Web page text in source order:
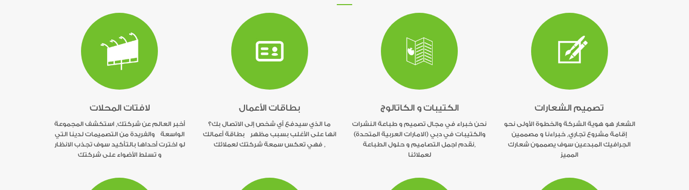
تصميم الشعارات
الشعار هو هوية الشركة والخطوة الأولى نحو
إقامة مشروع تجاري, خبراءنا و مصممين
الجرافيك المبدعين سوف يصممون شعارك
المميز
الكتيبات و الكاتالوج
نحن خبراء في مجال تصميم و طباعة النشرات
والكتيبات في دبي (الامارات العربية المتحدة)
,نقدم اجمل التصاميم و حلول الطباعة
لعملائنا
بطاقات الأعمال
ما الذي سيدفع أي شخص إلى الاتصال بك؟
انها على الأغلب بسبب مظهر بطاقة أعمالك
, فهي تعكس سمعة شركتك لعملائك
لافتات المحلات
أخبر العالم عن شركتك, استكشف المجموعة
الواسعة والفريدة من التصميمات لدينا التي
لو اخترت أحداها بالتأكيد سوف تجذب الانظار
و تسلط الأضواء على شركتك